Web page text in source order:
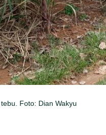
Foto: Dian Wakyu